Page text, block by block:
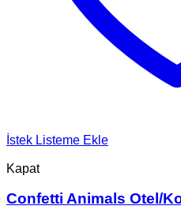
İstek Listeme Ekle
Kapat
Confetti Animals Otel/